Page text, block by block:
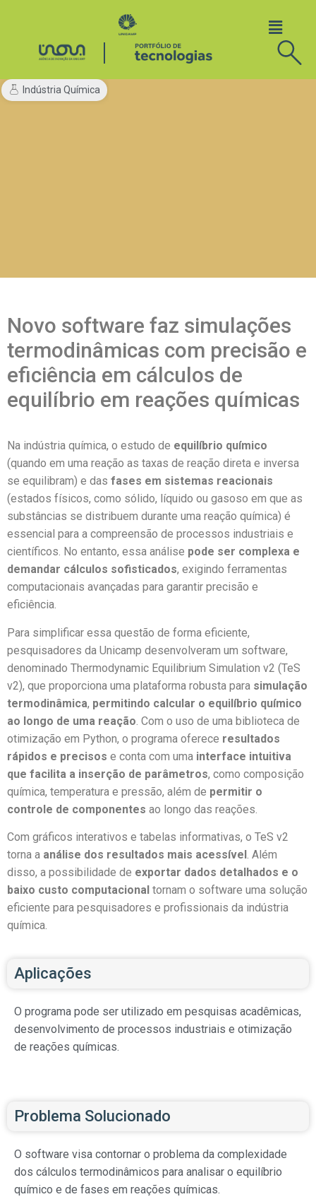
Indústria Química
Novo software faz simulações
termodinâmicas com precisão e
eficiência em cálculos de
equilíbrio em reações químicas
Na indústria química, o estudo de equilíbrio químico
(quando em uma reação as taxas de reação direta e inversa
se equilibram) e das fases em sistemas reacionais
(estados físicos, como sólido, líquido ou gasoso em que as
substâncias se distribuem durante uma reação química) é
essencial para a compreensão de processos industriais e
científicos. No entanto, essa análise pode ser complexa e
demandar cálculos sofisticados, exigindo ferramentas
computacionais avançadas para garantir precisão e
eficiência.
Para simplificar essa questão de forma eficiente,
pesquisadores da Unicamp desenvolveram um software,
denominado Thermodynamic Equilibrium Simulation v2 (TeS
v2), que proporciona uma plataforma robusta para simulação
termodinâmica, permitindo calcular o equilíbrio químico
ao longo de uma reação . Com o uso de uma biblioteca de
otimização em Python, o programa oferece resultados
rápidos e precisos e conta com uma interface intuitiva
que facilita a inserção de parâmetros, como composição
química, temperatura e pressão, além de permitir o
controle de componentes ao longo das reações.
Com gráficos interativos e tabelas informativas, o TeS v2
torna a análise dos resultados mais acessível . Além
disso, a possibilidade de exportar dados detalhados e o
baixo custo computacional tornam o software uma solução
eficiente para pesquisadores e profissionais da indústria
química.
Aplicações
O programa pode ser utilizado em pesquisas acadêmicas,
desenvolvimento de processos industriais e otimização
de reações químicas.
Problema Solucionado
O software visa contornar o problema da complexidade
dos cálculos termodinâmicos para analisar o equilíbrio
químico e de fases em reações químicas.